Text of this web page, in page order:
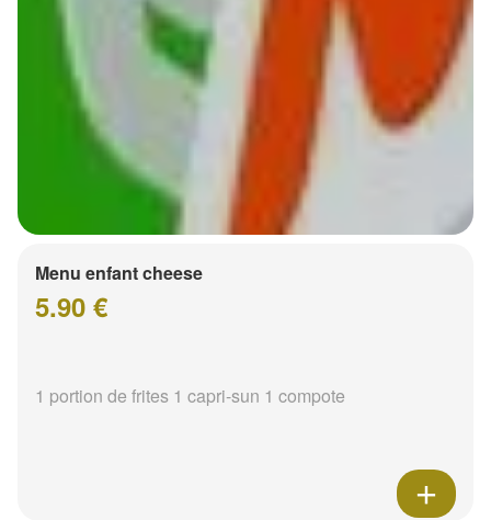
Menu enfant cheese
5.90 €
1 portion de frites 1 capri-sun 1 compote